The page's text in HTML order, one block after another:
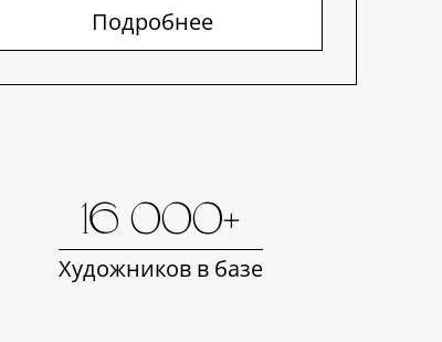
Подробнее
16 000+
Художников в базе